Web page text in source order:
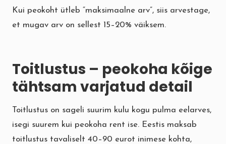
Kui peokoht ütleb “maksimaalne arv”, siis arvestage,
et mugav arv on sellest 15–20% väiksem.
Toitlustus – peokoha kõige
tähtsam varjatud detail
Toitlustus on sageli suurim kulu kogu pulma eelarves,
isegi suurem kui peokoha rent ise. Eestis maksab
toitlustus tavaliselt 40–90 eurot inimese kohta,